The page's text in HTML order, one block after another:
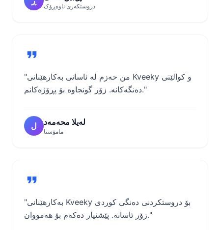
دروستکەری ناوەڕۆک
"من حەزم لە ئاسانی بەکارھێنانی Kveeky و کوالێتی
دەنگەکانە. زۆر گونجاوە بۆ پڕۆژەکانم."
ل لەیلا محەمەد
مامۆستا
"بەکارهێنانی Kveeky بۆ دروستکردنی دەنگی کوردی
زۆر ئاسانە. پێشنیار دەکەم بۆ هەمووان."